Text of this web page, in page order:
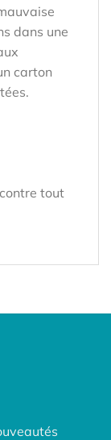
dans une
carton
tout